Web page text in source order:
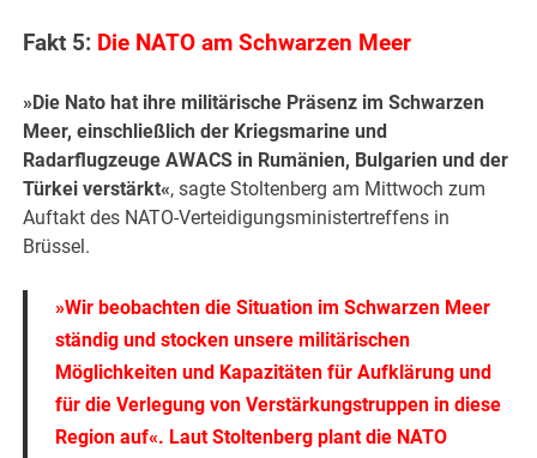
Fakt 5: Die NATO am Schwarzen Meer
»Die Nato hat ihre militärische Präsenz im Schwarzen
Meer, einschließlich der Kriegsmarine und
Radarflugzeuge AWACS in Rumänien, Bulgarien und der
Türkei verstärkt«, sagte Stoltenberg am Mittwoch zum
Auftakt des NATO-Verteidigungsministertreffens in
Brüssel.
»Wir beobachten die Situation im Schwarzen Meer
ständig und stocken unsere militärischen
Möglichkeiten und Kapazitäten für Aufklärung und
für die Verlegung von Verstärkungstruppen in diese
Region auf«. Laut Stoltenberg plant die NATO